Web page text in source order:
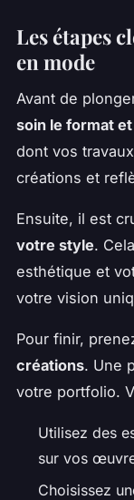
Les étapes
en mode
Avant de
soin le format
dont vos
créations et
Ensuite, il est
votre style.
esthétique et
votre vision
Pour finir,
créations. Une
votre portfolio.
Utilisez des
sur vos
Choisissez